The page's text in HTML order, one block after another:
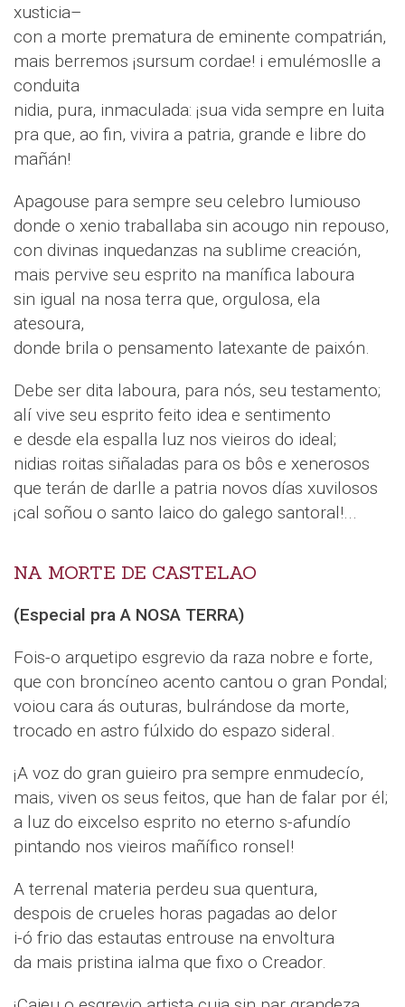
xusticia–
con a morte prematura de eminente compatrián,
mais berremos ¡sursum cordae! i emulémoslle a
conduita
nidia, pura, inmaculada: ¡sua vida sempre en luita
pra que, ao fin, vivira a patria, grande e libre do
mañán!
Apagouse para sempre seu celebro lumiouso
donde o xenio traballaba sin acougo nin repouso,
con divinas inquedanzas na sublime creación,
mais pervive seu esprito na manífica laboura
sin igual na nosa terra que, orgulosa, ela
atesoura,
donde brila o pensamento latexante de paixón.
Debe ser dita laboura, para nós, seu testamento;
alí vive seu esprito feito idea e sentimento
e desde ela espalla luz nos vieiros do ideal;
nidias roitas siñaladas para os bôs e xenerosos
que terán de darlle a patria novos días xuvilosos
¡cal soñou o santo laico do galego santoral!...
NA MORTE DE CASTELAO
(Especial pra A NOSA TERRA)
Fois-o arquetipo esgrevio da raza nobre e forte,
que con broncíneo acento cantou o gran Pondal;
voiou cara ás outuras, bulrándose da morte,
trocado en astro fúlxido do espazo sideral.
¡A voz do gran guieiro pra sempre enmudecío,
mais, viven os seus feitos, que han de falar por él;
a luz do eixcelso esprito no eterno s-afundío
pintando nos vieiros mañífico ronsel!
A terrenal materia perdeu sua quentura,
despois de crueles horas pagadas ao delor
i-ó frio das estautas entrouse na envoltura
da mais pristina ialma que fixo o Creador.